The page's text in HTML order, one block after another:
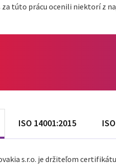
za túto prácu ocenili niektorí z
ISO 14001:2015
s.r.o. je držiteľom